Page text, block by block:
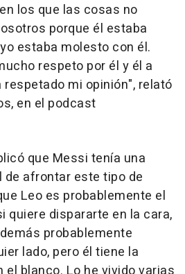
los que las cosas no
porque él estaba
estaba molesto con él.
respeto por él y él a
mi opinión", relató
en el podcast
que Messi tenía una
afrontar este tipo de
Leo es probablemente el
quiere dispararte en la cara,
probablemente
lado, pero él tiene la